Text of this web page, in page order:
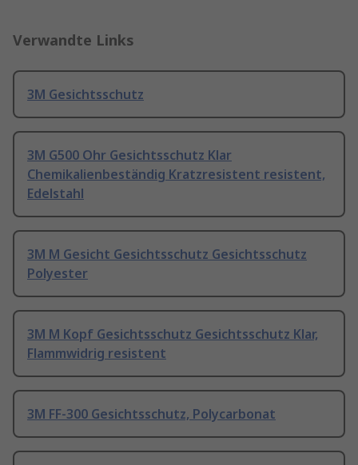
Verwandte Links
3M Gesichtsschutz
3M G500 Ohr Gesichtsschutz Klar
Chemikalienbeständig Kratzresistent resistent,
Edelstahl
3M M Gesicht Gesichtsschutz Gesichtsschutz
Polyester
3M M Kopf Gesichtsschutz Gesichtsschutz Klar,
Flammwidrig resistent
3M FF-300 Gesichtsschutz, Polycarbonat